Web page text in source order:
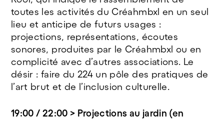
toutes les activités du Créahmbxl en un seul
lieu et anticipe de futurs usages :
projections, représentations, écoutes
sonores, produites par le Créahmbxl ou en
complicité avec d’autres associations. Le
désir : faire du 224 un pôle des pratiques de
l’art brut et de l’inclusion culturelle.
19:00 / 22:00 > Projections au jardin (en